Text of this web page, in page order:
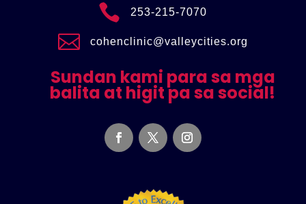
 253-215-7070
 cohenclinic@valleycities.org
Sundan kami para sa mga
balita at higit pa sa social!